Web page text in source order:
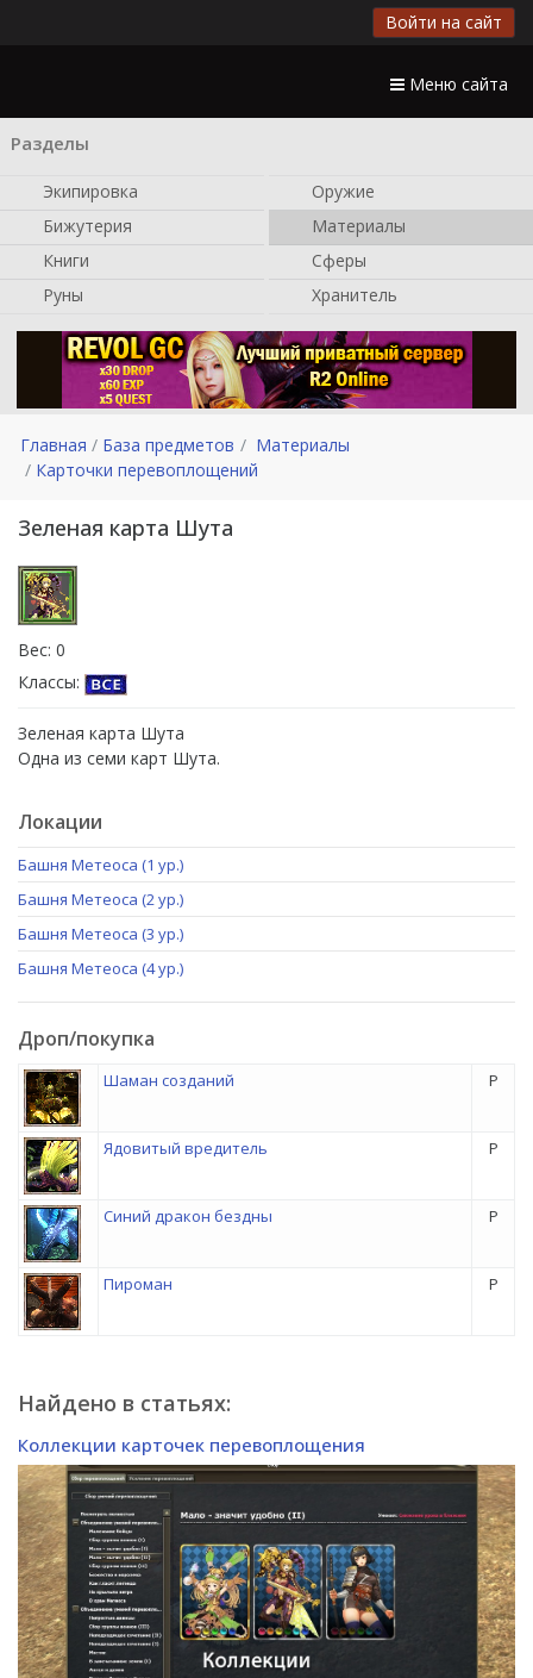
Войти на сайт
Меню сайта
Разделы
Экипировка
Оружие
Бижутерия
Материалы
Книги
Сферы
Руны
Хранитель
Главная База предметов
Материалы
Карточки перевоплощений
Зеленая карта Шута
Вес: 0
Классы:
Зеленая карта Шута
Одна из семи карт Шута.
Локации
Башня Метеоса (1 ур.)
Башня Метеоса (2 ур.)
Башня Метеоса (3 ур.)
Башня Метеоса (4 ур.)
Дроп/покупка
Шаман созданий P
Ядовитый вредитель P
Синий дракон бездны P
Пироман P
Найдено в статьях:
Коллекции карточек перевоплощения